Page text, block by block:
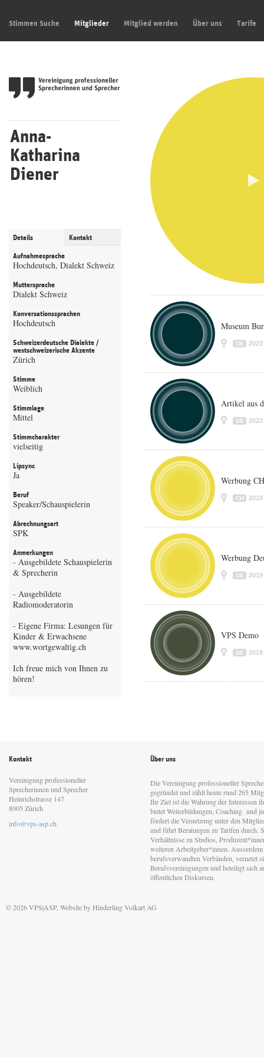
Stimmen Suche Mitglieder Mitglied werden Über uns Tarife
Anna-
Katharina
Diener
Details Kontakt
Aufnahmesprache
Hochdeutsch, Dialekt Schweiz
Muttersprache
Dialekt Schweiz
Konversationssprachen
Hochdeutsch
Schweizerdeutsche Dialekte /
westschweizerische Akzente
Zürich
Stimme
Weiblich
Stimmlage
Mittel
Stimmcharakter
vielseitig
Lipsync
Ja
Beruf
Speaker/Schauspielerin
Abrechnungsart
SPK
Anmerkungen
- Ausgebildete Schauspielerin
& Sprecherin
- Ausgebildete
Radiomoderatorin
- Eigene Firma: Lesungen für
Kinder & Erwachsene
www.wortgewaltig.ch
Ich freue mich von Ihnen zu
hören!
Museum
DE 2023
Artikel aus
DE 2023
Werbung
CH 2019
Werbung
DE 2019
VPS Demo
DE 2018
Kontakt
Vereinigung professioneller
Sprecherinnen und Sprecher
Heinrichstrasse 147
8005 Zürich
info@vps-asp.ch
Über uns
Die Vereinigung professioneller
gegründet und zählt heute rund 265
Ihr Ziel ist die Wahrung der Interessen
bietet Weiterbildungen, Coaching und
fördert die Vernetzung unter den
und führt Beratungen zu Tarifen durch.
Verhältnisse zu Studios,
weiteren Arbeitgeber*innen.
berufsverwandten Verbänden, vernetzt
Berufsvereinigungen und beteiligt sich
öffentlichen Diskursen.
© 2026 VPS|ASP, Website byHinderling Volkart AG